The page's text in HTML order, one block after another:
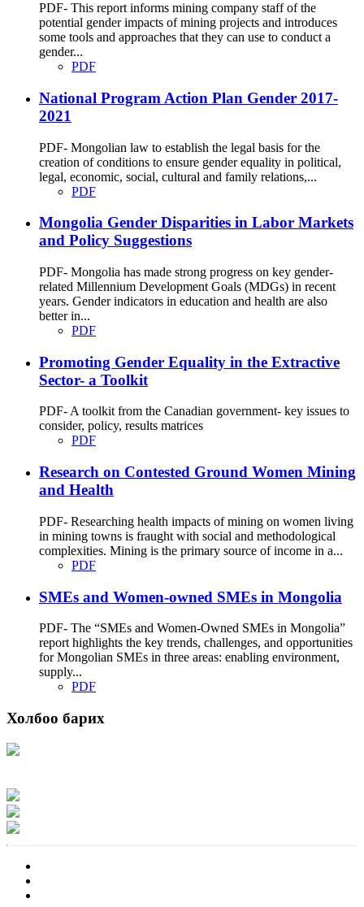
PDF- This report informs mining company staff of the
potential gender impacts of mining projects and introduces
some tools and approaches that they can use to conduct a
gender...
PDF
National Program Action Plan Gender 2017-
2021
PDF- Mongolian law to establish the legal basis for the
creation of conditions to ensure gender equality in political,
legal, economic, social, cultural and family relations,...
PDF
Mongolia Gender Disparities in Labor Markets
and Policy Suggestions
PDF- Mongolia has made strong progress on key gender-
related Millennium Development Goals (MDGs) in recent
years. Gender indicators in education and health are also
better in...
PDF
Promoting Gender Equality in the Extractive
Sector- a Toolkit
PDF- A toolkit from the Canadian government- key issues to
consider, policy, results matrices
PDF
Research on Contested Ground Women Mining
and Health
PDF- Researching health impacts of mining on women living
in mining towns is fraught with social and methodological
complexities. Mining is the primary source of income in a...
PDF
SMEs and Women-owned SMEs in Mongolia
PDF- The “SMEs and Women-Owned SMEs in Mongolia”
report highlights the key trends, challenges, and opportunities
for Mongolian SMEs in three areas: enabling environment,
supply...
PDF
Холбоо барих